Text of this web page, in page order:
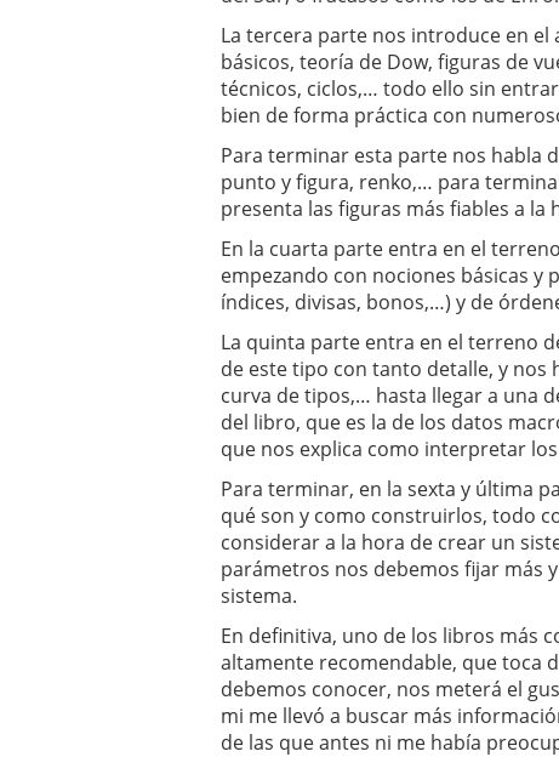
La tercera parte nos introduce en
básicos, teoría de Dow, figuras de
técnicos, ciclos,… todo ello sin
bien de forma práctica con
Para terminar esta parte nos habla
punto y figura, renko,… para
presenta las figuras más fiables a
En la cuarta parte entra en el
empezando con nociones básicas
índices, divisas, bonos,…) y de
La quinta parte entra en el terreno
de este tipo con tanto detalle, y nos
curva de tipos,… hasta llegar a una
del libro, que es la de los datos
que nos explica como interpretar
Para terminar, en la sexta y última
qué son y como construirlos, todo
considerar a la hora de crear un
parámetros nos debemos fijar más
sistema.
En definitiva, uno de los libros más
altamente recomendable, que toca
debemos conocer, nos meterá el
mi me llevó a buscar más
de las que antes ni me había